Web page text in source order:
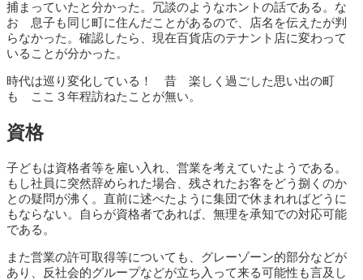
捕まっていたと分かった。冗談のようなホントの話である。な
お 息子も同じ町に住んだことがあるので、店名を伝えたが判
らなかった。確認したら、現在百貨店のテナント店に変わって
いることが分かった。
時代は巡り変化している！ 昔 楽しく過ごした思い出の町
も ここ３年程訪ねたことが無い。
資格
子どもは資格者等を雇い入れ、営業を考えていたようである。
もし社員に突然辞められた場合、残されたお客をどう捌くのか
との疑問が沸く。直前に述べたように集団で休まれればどうに
もならない。自らが資格者であれば、無理を承知での対応可能
である。
また営業の許可取得等についても、グレーゾーン的部分などが
あり、反社会的グループなどが立ち入って来る可能性も言及し